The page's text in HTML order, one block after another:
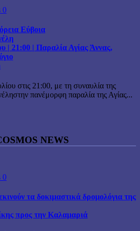
0
Εύβοια
| 21:00 | Παραλία Αγίας Άννας,
στις 21:00, με τη συναυλία της
πανέμορφη παραλία της Αγίας...
NEWS
0
τα δοκιμαστικά δρομολόγια της
προς την Καλαμαριά